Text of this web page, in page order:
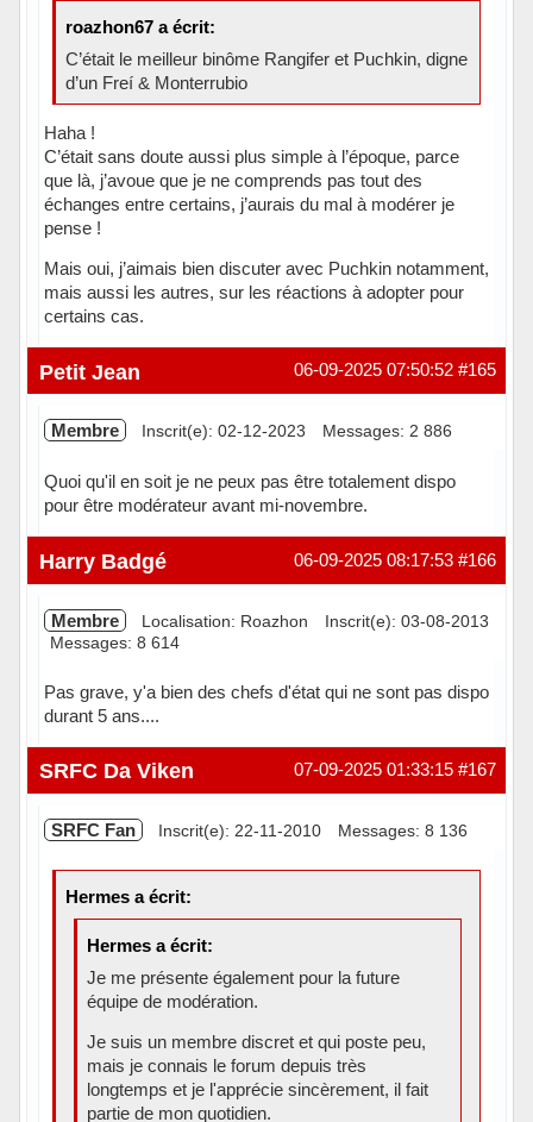
roazhon67 a écrit:
C’était le meilleur binôme Rangifer et Puchkin, digne
d’un Freí & Monterrubio
Haha !
C’était sans doute aussi plus simple à l’époque, parce
que là, j’avoue que je ne comprends pas tout des
échanges entre certains, j’aurais du mal à modérer je
pense !
Mais oui, j’aimais bien discuter avec Puchkin notamment,
mais aussi les autres, sur les réactions à adopter pour
certains cas.
Hors ligne #165
06-09-2025 07:50:52
Petit Jean
Membre Inscrit(e): 02-12-2023 Messages: 2 886
Quoi qu'il en soit je ne peux pas être totalement dispo
pour être modérateur avant mi-novembre.
Hors ligne #166
06-09-2025 08:17:53
Harry Badgé
Membre Localisation: Roazhon
Inscrit(e): 03-08-2013
Messages: 8 614
Pas grave, y'a bien des chefs d'état qui ne sont pas dispo
durant 5 ans....
Hors ligne #167
07-09-2025 01:33:15
SRFC Da Viken
SRFC Fan Inscrit(e): 22-11-2010 Messages: 8 136
Hermes a écrit:
Hermes a écrit:
Je me présente également pour la future
équipe de modération.
Je suis un membre discret et qui poste peu,
mais je connais le forum depuis très
longtemps et je l'apprécie sincèrement, il fait
partie de mon quotidien.